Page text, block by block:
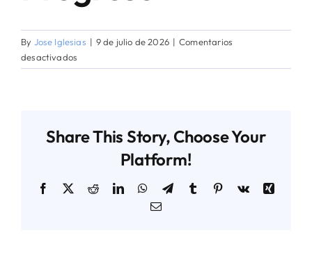
AGENDA TÉCNICO-COMERCIAL
ORGANIZA TU VIAJE
By Jose Iglesias | 9 de julio de 2026 | Comentarios
desactivados
Cemento
Share This Story, Choose Your
Platform!
Facebook
X RedditLinkedInWhatsApp
TelegramTumblr Pinterest
Vk
Xing
Email